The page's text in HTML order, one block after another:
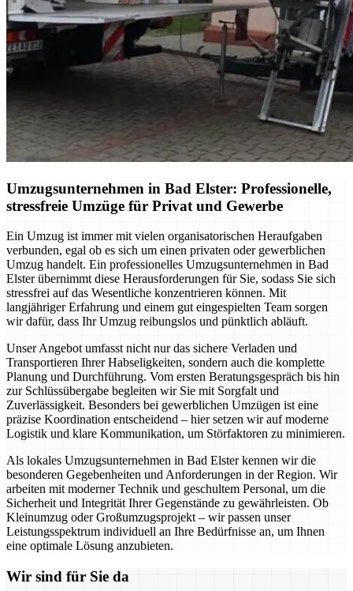
Umzugsunternehmen in Bad Elster: Professionelle,
stressfreie Umzüge für Privat und Gewerbe
Ein Umzug ist immer mit vielen organisatorischen Heraufgaben
verbunden, egal ob es sich um einen privaten oder gewerblichen
Umzug handelt. Ein professionelles Umzugsunternehmen in Bad
Elster übernimmt diese Herausforderungen für Sie, sodass Sie sich
stressfrei auf das Wesentliche konzentrieren können. Mit
langjähriger Erfahrung und einem gut eingespielten Team sorgen
wir dafür, dass Ihr Umzug reibungslos und pünktlich abläuft.
Unser Angebot umfasst nicht nur das sichere Verladen und
Transportieren Ihrer Habseligkeiten, sondern auch die komplette
Planung und Durchführung. Vom ersten Beratungsgespräch bis hin
zur Schlüssübergabe begleiten wir Sie mit Sorgfalt und
Zuverlässigkeit. Besonders bei gewerblichen Umzügen ist eine
präzise Koordination entscheidend – hier setzen wir auf moderne
Logistik und klare Kommunikation, um Störfaktoren zu minimieren.
Als lokales Umzugsunternehmen in Bad Elster kennen wir die
besonderen Gegebenheiten und Anforderungen in der Region. Wir
arbeiten mit moderner Technik und geschultem Personal, um die
Sicherheit und Integrität Ihrer Gegenstände zu gewährleisten. Ob
Kleinumzug oder Großumzugsprojekt – wir passen unser
Leistungsspektrum individuell an Ihre Bedürfnisse an, um Ihnen
eine optimale Lösung anzubieten.
Wir sind für Sie da